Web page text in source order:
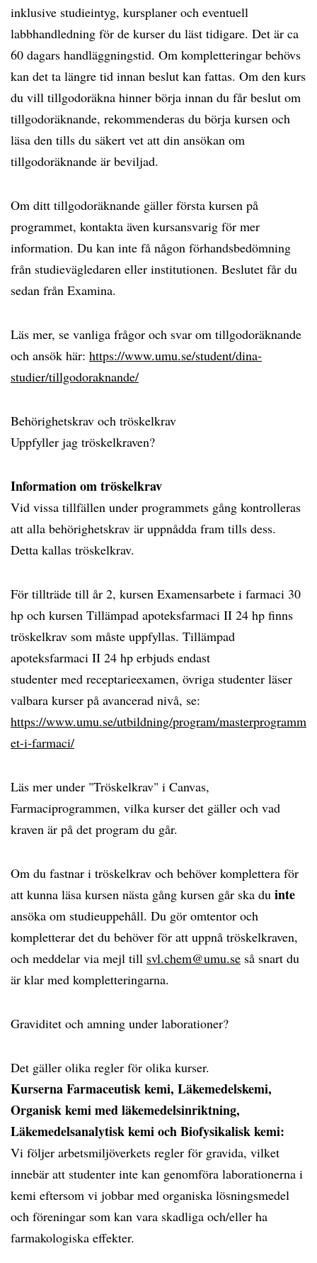
inklusive studieintyg, kursplaner och eventuell
labbhandledning för de kurser du läst tidigare. Det är ca
60 dagars handläggningstid. Om kompletteringar behövs
kan det ta längre tid innan beslut kan fattas. Om den kurs
du vill tillgodoräkna hinner börja innan du får beslut om
tillgodoräknande, rekommenderas du börja kursen och
läsa den tills du säkert vet att din ansökan om
tillgodoräknande är beviljad.
Om ditt tillgodoräknande gäller första kursen på
programmet, kontakta även kursansvarig för mer
information. Du kan inte få någon förhandsbedömning
från studievägledaren eller institutionen. Beslutet får du
sedan från Examina.
Läs mer, se vanliga frågor och svar om tillgodoräknande
och ansök här: https://www.umu.se/student/dina-
studier/tillgodoraknande/
Behörighetskrav och tröskelkrav
Uppfyller jag tröskelkraven?
Information om tröskelkrav
Vid vissa tillfällen under programmets gång kontrolleras
att alla behörighetskrav är uppnådda fram tills dess.
Detta kallas tröskelkrav.
För tillträde till år 2, kursen Examensarbete i farmaci 30
hp och kursen Tillämpad apoteksfarmaci II 24 hp finns
tröskelkrav som måste uppfyllas. Tillämpad
apoteksfarmaci II 24 hp erbjuds endast
studenter med receptarieexamen, övriga studenter läser
valbara kurser på avancerad nivå, se:
https://www.umu.se/utbildning/program/masterprogramm
et-i-farmaci/
Läs mer under "Tröskelkrav" i Canvas,
Farmaciprogrammen, vilka kurser det gäller och vad
kraven är på det program du går.
Om du fastnar i tröskelkrav och behöver komplettera för
att kunna läsa kursen nästa gång kursen går ska du inte
ansöka om studieuppehåll. Du gör omtentor och
kompletterar det du behöver för att uppnå tröskelkraven,
och meddelar via mejl till svl.chem@umu.se så snart du
är klar med kompletteringarna.
Graviditet och amning under laborationer?
Det gäller olika regler för olika kurser.
Kurserna Farmaceutisk kemi, Läkemedelskemi,
Organisk kemi med läkemedelsinriktning,
Läkemedelsanalytisk kemi och Biofysikalisk kemi:
Vi följer arbetsmiljöverkets regler för gravida, vilket
innebär att studenter inte kan genomföra laborationerna i
kemi eftersom vi jobbar med organiska lösningsmedel
och föreningar som kan vara skadliga och/eller ha
farmakologiska effekter.